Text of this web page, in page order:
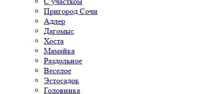
Пригород Сочи
Адлер
Дагомыс
Хоста
Мамайка
Раздольное
Веселое
Эстосадок
Головинка